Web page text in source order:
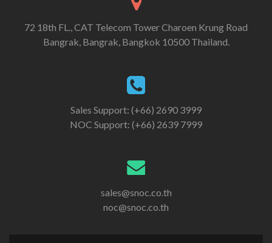
72 18th FL., CAT Telecom Tower Charoen Krung Road
Bangrak, Bangrak, Bangkok 10500 Thailand.
Sales Support: (+66) 2690 3999
NOC Support: (+66) 2639 7999
sales@snoc.co.th
noc@snoc.co.th